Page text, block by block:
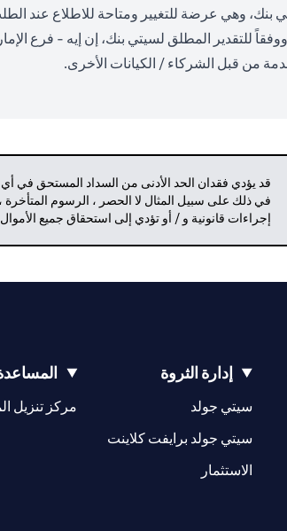
وهي عرضة للتغيير ومتاحة للاطلاع عند
للتقدير المطلق لسيتي بنك، إن إيه - فرع
من قبل الشركاء / الكيانات الأخرى.
قد يؤدي فقدان الحد الأدنى من السداد المستحق في
في ذلك على سبيل المثال لا الحصر ، الرسوم
إجراءات قانونية و / أو تؤدي إلى استحقاق جميع
opens in a
opens in a
opens
إدارة الثروة
سيتي جولد opens in a new tab
سيتي جولد برايفت كلاينت
الاستثمار
مركز تنزيل